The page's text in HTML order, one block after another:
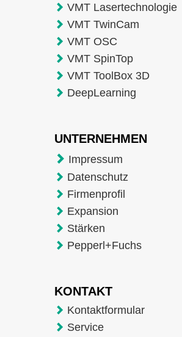
VMT Lasertechnologie
VMT TwinCam
VMT OSC
VMT SpinTop
VMT ToolBox 3D
DeepLearning
UNTERNEHMEN
Impressum
Datenschutz
Firmenprofil
Expansion
Stärken
Pepperl+Fuchs
KONTAKT
Kontaktformular
Service